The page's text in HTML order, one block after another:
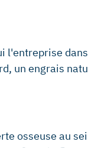
dans
un engrais
osseuse au